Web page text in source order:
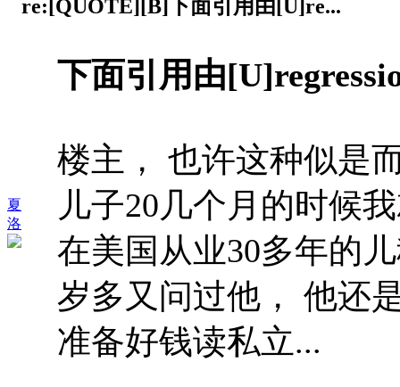
夏
洛
re:[QUOTE][B]下面引用由[U]re...
下面引用由
楼主， 也许这种似是
儿子20几个月的时候
在美国从业30多年的
岁多又问过他， 他还
准备好钱读私立...